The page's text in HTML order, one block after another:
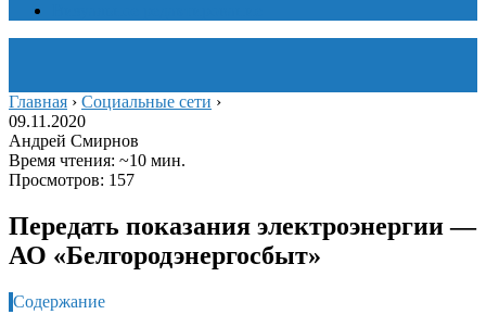
Главная › Социальные сети ›
09.11.2020
Андрей Смирнов
Время чтения: ~10 мин.
Просмотров: 157
Передать показания электроэнергии —
АО «Белгородэнергосбыт»
Содержание